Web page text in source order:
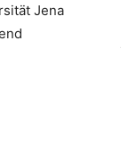
Jena